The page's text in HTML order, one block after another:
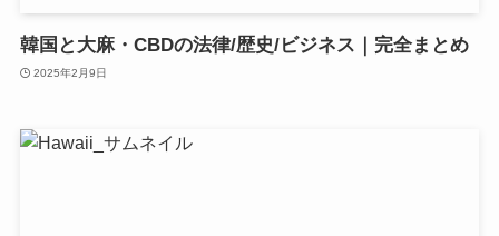
韓国と大麻・CBDの法律/歴史/ビジネス｜完全まとめ
2025年2月9日